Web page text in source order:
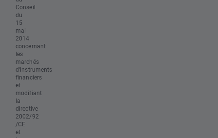
Conseil
du
15
mai
2014
concernant
les
marchés
d'instruments
financiers
et
modifiant
la
directive
2002/92
/CE
et